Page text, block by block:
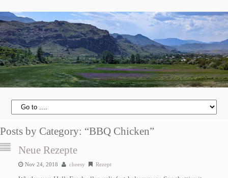
Posts by Category: “BBQ Chicken”
Neue Rezepte
Nov 24, 2018 cheesy Rezept